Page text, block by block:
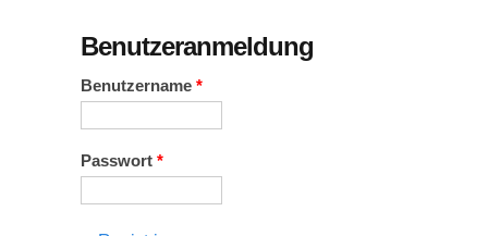
Benutzeranmeldung
Benutzername *
Passwort *